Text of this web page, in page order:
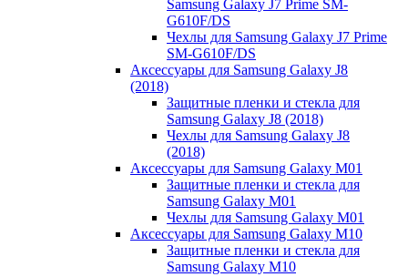
Samsung Galaxy J7 Prime SM-
G610F/DS
Чехлы для Samsung Galaxy J7 Prime
SM-G610F/DS
Аксессуары для Samsung Galaxy J8
(2018)
Защитные пленки и стекла для
Samsung Galaxy J8 (2018)
Чехлы для Samsung Galaxy J8
(2018)
Аксессуары для Samsung Galaxy M01
Защитные пленки и стекла для
Samsung Galaxy M01
Чехлы для Samsung Galaxy M01
Аксессуары для Samsung Galaxy M10
Защитные пленки и стекла для
Samsung Galaxy M10